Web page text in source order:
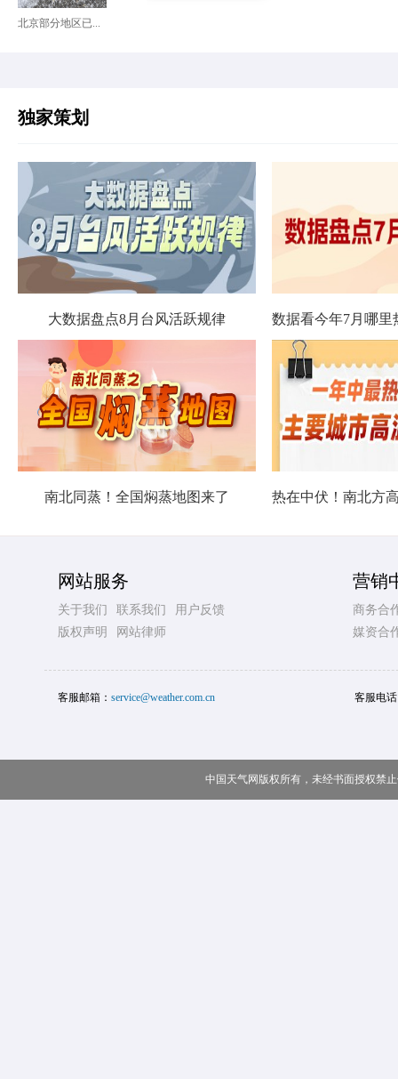
北京部分地区已...
独家策划
大数据盘点8月台风活跃规律
南北同蒸！全国焖蒸地图来了
网站服务
关于我们 联系我们
用户反馈
版权声明
网站律师
营销
商务合
媒资合
客服邮箱： service@weather.com.cn 客服电
中国天气网版权所有，未经书面授权